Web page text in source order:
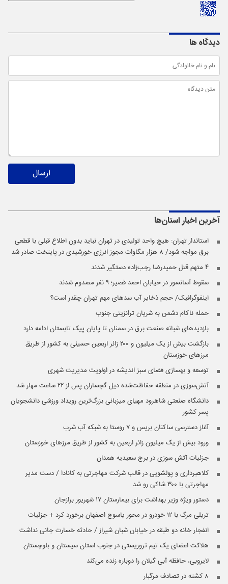
دیدگاه ها
ارسال
آخرین اخباراستان‌ها
استاندار تهران: هیچ واحد تولیدی در تهران نباید بدون اطلاع قبلی با قطعی
برق مواجه شود/ ۸ هزار مگاوات مجوز انرژی خورشیدی در پایتخت صادر شد
۴ متهم قتل حمیدرضا رجب‌زاده دستگیر شدند
سقوط آسانسور در خیابان احمد قصیر؛ ۹ نفر مصدوم شدند
اینفوگرافیک/ حجم ذخایر آب سدهای مهم تهران چقدر است؟
حمله ناکام دشمن به شریان ترانزیتی جنوب
بازدیدهای شبانه صنعت برق در سمنان تا پایان پیک تابستان ادامه دارد
بازگشت بیش از یک میلیون و ۲۰۰ زائر اربعین حسینی به کشور از طریق
مرز‌های خوزستان
توسعه و بهسازی فضای سبز اندیشه در اولویت مدیریت شهری
آتش‌سوزی در منطقه حفاظت‌شده دیل گچساران پس از ۲۲ ساعت مهار شد
دانشگاه صنعتی شاهرود مهیای میزبانی بزرگ‌ترین رویداد ورزشی دانشجویان
پسر کشور
آغاز دسترسی ساکنان بریس و ۷ روستا به شبکه آب شرب
ورود بیش از یک میلیون زائر اربعین به کشور از طریق مرزهای خوزستان
جزئیات آتش سوزی در برج سعیدیه همدان
کلاهبرداری و پولشویی در قالب شرکت مهاجرتی به کانادا / دست مدیر
مهاجرتی با ۳۰۰ شاکی رو شد
دستور ویژه وزیر بهداشت برای بیمارستان ۱۷ شهریور برازجان
تریلی مرگ با ۱۲ خودرو در محور یاسوج اصفهان برخورد کرد + جزئیات
انفجار خانه دو طبقه در خیابان شبان شیراز / حادثه خسارت جانی نداشت
هلاکت اعضای یک تیم تروریستی در جنوب استان سیستان و بلوچستان
لایروبی، حافظه آبی گیلان را دوباره زنده می‌کند
۸ کشته در تصادف مرگبار